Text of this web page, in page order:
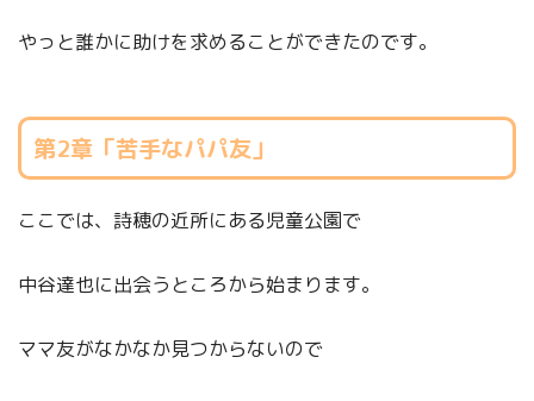
やっと誰かに助けを求めることができたのです。
第2章「苦手なパパ友」
ここでは、詩穂の近所にある児童公園で
中谷達也に出会うところから始まります。
ママ友がなかなか見つからないので